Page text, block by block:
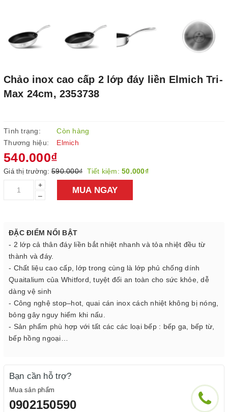
Chảo inox cao cấp 2 lớp đáy liền Elmich Tri-
Max 24cm, 2353738
Tình trạng:
Còn hàng
Thương hiệu:
Elmich
540.000₫
Giá thị trường: 590.000₫ Tiết kiệm: 50.000₫
+
–
MUA NGAY
ĐẶC ĐIỂM NỔI BẬT
- 2 lớp cả thân đáy liền bắt nhiệt nhanh và tỏa nhiệt đều từ
thành và đáy.
- Chất liệu cao cấp, lớp trong cùng là lớp phủ chống dính
Quaitalium của Whitford, tuyệt đối an toàn cho sức khỏe, dễ
dàng vệ sinh
- Công nghệ stop–hot, quai cán inox cách nhiệt không bị nóng,
bỏng gây nguy hiểm khi nấu.
- Sản phẩm phù hợp với tất các các loại bếp : bếp ga, bếp từ,
bếp hồng ngoại…
Bạn cần hỗ trợ?
Mua sản phẩm
0902150590